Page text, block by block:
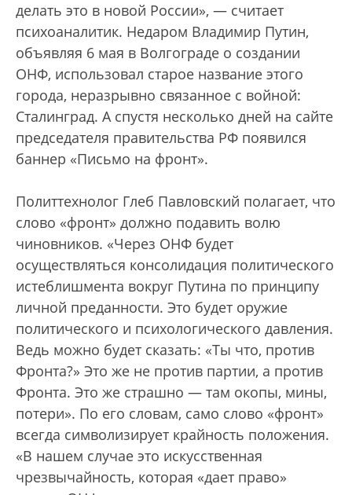
делать это в новой России», — считает
психоаналитик. Недаром Владимир Путин,
объявляя 6 мая в Волгограде о создании
ОНФ, использовал старое название этого
города, неразрывно связанное с войной:
Сталинград. А спустя несколько дней на сайте
председателя правительства РФ появился
баннер «Письмо на фронт».
Политтехнолог Глеб Павловский полагает, что
слово «фронт» должно подавить волю
чиновников. «Через ОНФ будет
осуществляться консолидация политического
истеблишмента вокруг Путина по принципу
личной преданности. Это будет оружие
политического и психологического давления.
Ведь можно будет сказать: «Ты что, против
Фронта?» Это же не против партии, а против
Фронта. Это же страшно — там окопы, мины,
потери». По его словам, само слово «фронт»
всегда символизирует крайность положения.
«В нашем случае это искусственная
чрезвычайность, которая «дает право»